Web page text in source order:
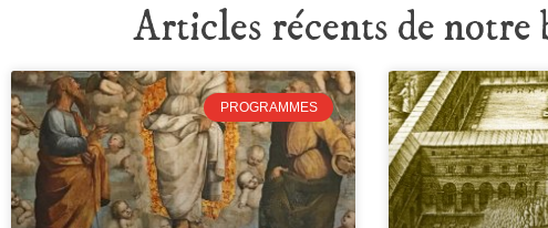
Articles récents de notre
PROGRAMMES